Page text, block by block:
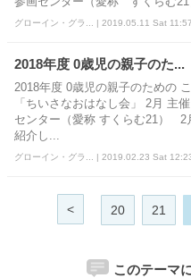
グローイン・グラ... | 2019.05.11 Sat 11:57
2018年度 0歳児の親子のた...
2018年度 0歳児の親子のための
「ちいさなおはなし会」 2月 主
センター（愛称 すくらむ21） 2
紹介し...
グローイン・グラ... | 2019.02.23 Sat
< 20 21
このテーマ